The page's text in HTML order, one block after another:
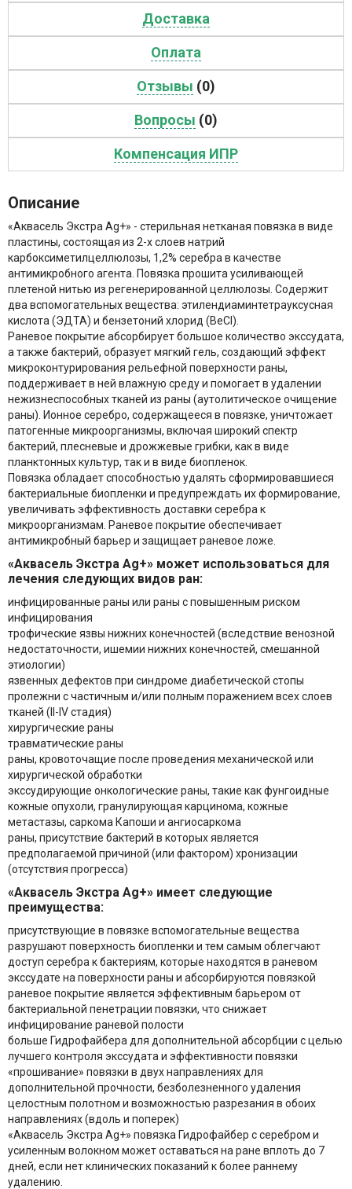
Доставка
Оплата
Отзывы (0)
Вопросы (0)
Компенсация ИПР
Описание
«Аквасель Экстра Ag+» - стерильная нетканая повязка в виде
пластины, состоящая из 2-х слоев натрий
карбоксиметилцеллюлозы, 1,2% серебра в качестве
антимикробного агента. Повязка прошита усиливающей
плетеной нитью из регенерированной целлюлозы. Содержит
два вспомогательных вещества: этилендиаминтетрауксусная
кислота (ЭДТА) и бензетоний хлорид (BeCl).
Раневое покрытие абсорбирует большое количество экссудата,
а также бактерий, образует мягкий гель, создающий эффект
микроконтурирования рельефной поверхности раны,
поддерживает в ней влажную среду и помогает в удалении
нежизнеспособных тканей из раны (аутолитическое очищение
раны). Ионное серебро, содержащееся в повязке, уничтожает
патогенные микроорганизмы, включая широкий спектр
бактерий, плесневые и дрожжевые грибки, как в виде
планктонных культур, так и в виде биопленок.
Повязка обладает способностью удалять сформировавшиеся
бактериальные биопленки и предупреждать их формирование,
увеличивать эффективность доставки серебра к
микроорганизмам. Раневое покрытие обеспечивает
антимикробный барьер и защищает раневое ложе.
«Аквасель Экстра Ag+» может использоваться для
лечения следующих видов ран:
инфицированные раны или раны с повышенным риском
инфицирования
трофические язвы нижних конечностей (вследствие венозной
недостаточности, ишемии нижних конечностей, смешанной
этиологии)
язвенных дефектов при синдроме диабетической стопы
пролежни с частичным и/или полным поражением всех слоев
тканей (II-IV стадия)
хирургические раны
травматические раны
раны, кровоточащие после проведения механической или
хирургической обработки
экссудирующие онкологические раны, такие как фунгоидные
кожные опухоли, гранулирующая карцинома, кожные
метастазы, саркома Капоши и ангиосаркома
раны, присутствие бактерий в которых является
предполагаемой причиной (или фактором) хронизации
(отсутствия прогресса)
«Аквасель Экстра Ag+» имеет следующие
преимущества:
присутствующие в повязке вспомогательные вещества
разрушают поверхность биопленки и тем самым облегчают
доступ серебра к бактериям, которые находятся в раневом
экссудате на поверхности раны и абсорбируются повязкой
раневое покрытие является эффективным барьером от
бактериальной пенетрации повязки, что снижает
инфицирование раневой полости
больше Гидрофайбера для дополнительной абсорбции с целью
лучшего контроля экссудата и эффективности повязки
«прошивание» повязки в двух направлениях для
дополнительной прочности, безболезненного удаления
целостным полотном и возможностью разрезания в обоих
направлениях (вдоль и поперек)
«Аквасель Экстра Ag+» повязка Гидрофайбер с серебром и
усиленным волокном может оставаться на ране вплоть до 7
дней, если нет клинических показаний к более раннему
удалению.